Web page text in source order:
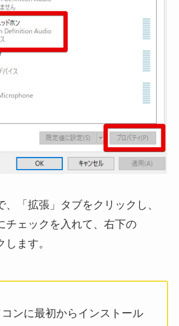
、「拡張」タブをクリックし、
チェックを入れて、右下の
ます。
ンに最初からインストール